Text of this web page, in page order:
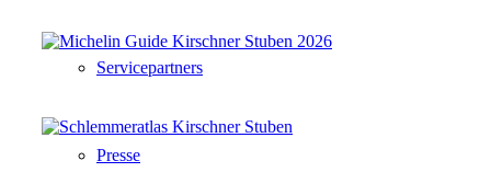
Servicepartners
Presse